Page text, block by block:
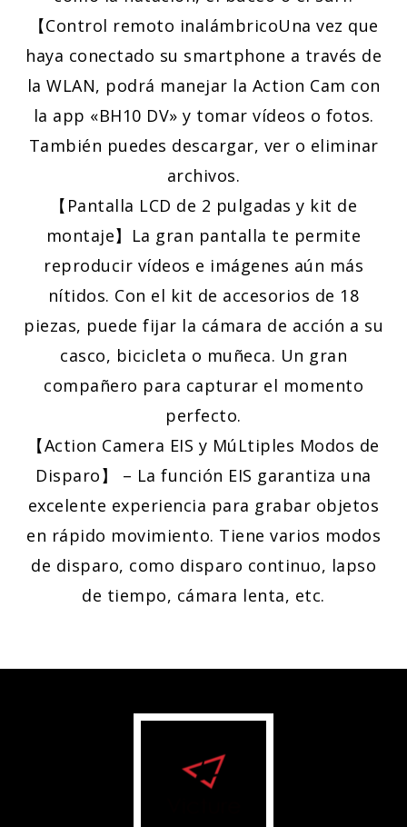
【Control remoto inalámbricoUna vez que
haya conectado su smartphone a través de
la WLAN, podrá manejar la Action Cam con
la app «BH10 DV» y tomar vídeos o fotos.
También puedes descargar, ver o eliminar
archivos.
【Pantalla LCD de 2 pulgadas y kit de
montaje】La gran pantalla te permite
reproducir vídeos e imágenes aún más
nítidos. Con el kit de accesorios de 18
piezas, puede fijar la cámara de acción a su
casco, bicicleta o muñeca. Un gran
compañero para capturar el momento
perfecto.
【Action Camera EIS y MúLtiples Modos de
Disparo】 – La función EIS garantiza una
excelente experiencia para grabar objetos
en rápido movimiento. Tiene varios modos
de disparo, como disparo continuo, lapso
de tiempo, cámara lenta, etc.